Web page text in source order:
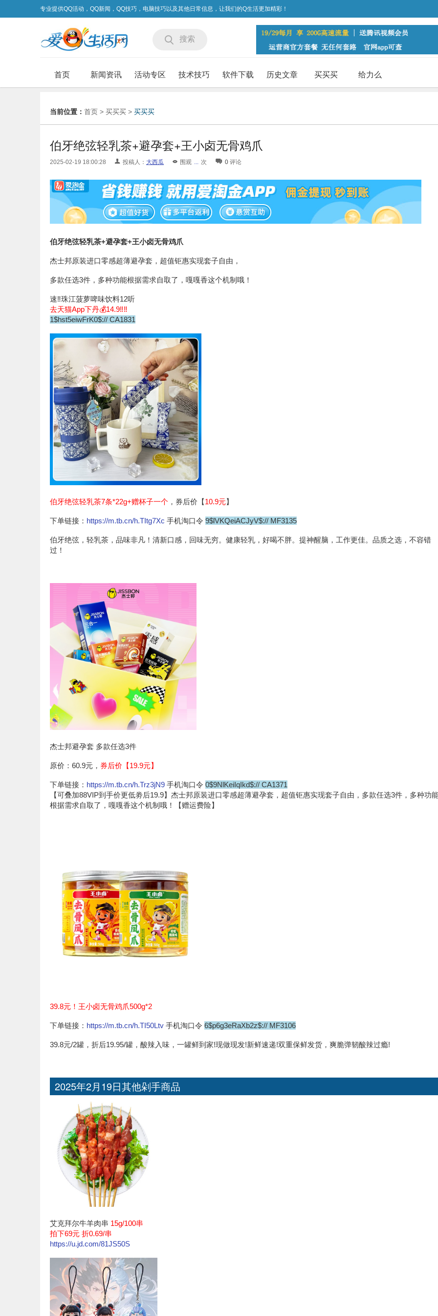
专业提供QQ活动，QQ新闻，QQ技巧，电脑技巧以及其他日常信息，让我们的Q生活更加精彩！
搜索
首页 新闻资讯 活动专区 技术技巧 软件下载 历史文章 买买买 给力么
当前位置： 首页 > 买买买 > 买买买
伯牙绝弦轻乳茶+避孕套+王小卤无骨鸡爪
2025-02-19 18:00:28 投稿人： 大西瓜 围观 ... 次 0 评论
伯牙绝弦轻乳茶+避孕套+王小卤无骨鸡爪
杰士邦原装进口零感超薄避孕套，超值钜惠实现套子自由，
多款任选3件，多种功能根据需求自取了，嘎嘎香这个机制哦！
速‼️珠江菠萝啤味饮料12听
去天猫App下丹💰14.9‼️‼️
1$hst5eiwFrK0$:// CA1831
伯牙绝弦轻乳茶7条*22g+赠杯子一个 ，券后价【10.9元】
下单链接： https://m.tb.cn/h.TItg7Xc 手机淘口令 9$lVKQeiACJyV$:// MF3135
伯牙绝弦，轻乳茶，品味非凡！清新口感，回味无穷。健康轻乳，好喝不胖。提神醒脑，工作更佳。品质之选，不容错
过！
杰士邦避孕套 多款任选3件
原价：60.9元， 券后价【19.9元】
下单链接： https://m.tb.cn/h.Trz3jN9 手机淘口令 0$9NlKeiIqIkd$:// CA1371
【可叠加88VIP到手价更低劵后19.9】杰士邦原装进口零感超薄避孕套，超值钜惠实现套子自由，多款任选3件，多种功
根据需求自取了，嘎嘎香这个机制哦！【赠运费险】
39.8元！王小卤无骨鸡爪500g*2
下单链接： https://m.tb.cn/h.TI50Ltv 手机淘口令 6$p6g3eRaXb2z$:// MF3106
39.8元/2罐，折后19.95/罐，酸辣入味，一罐鲜到家!现做现发!新鲜速递!双重保鲜发货，爽脆弹韧酸辣过瘾!
2025年2月19日其他剁手商品
艾克拜尔牛羊肉串 15g/100串
拍下69元 折0.69/串
https://u.jd.com/81JS50S